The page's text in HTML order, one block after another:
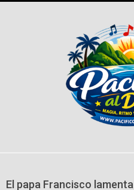
El papa Francisco